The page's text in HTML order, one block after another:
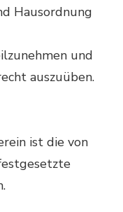
Hausordnung
und
auszuüben.
ist die von